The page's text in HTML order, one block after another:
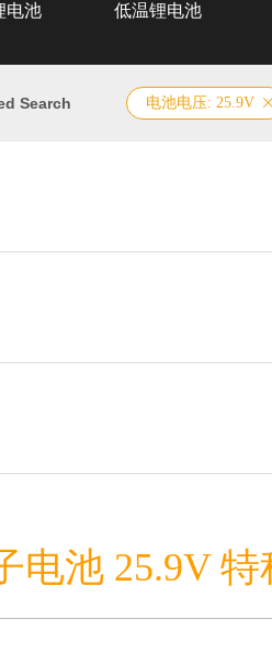
电池 低温锂电池
Search 电池电压: 25.9V
电池 25.9V